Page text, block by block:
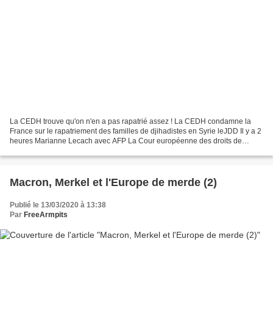
La CEDH trouve qu'on n'en a pas rapatrié assez ! La CEDH condamne la
France sur le rapatriement des familles de djihadistes en Syrie leJDD Il y a 2
heures Marianne Lecach avec AFP La Cour européenne des droits de
Macron, Merkel et l'Europe de merde (2)
Publié le 13/03/2020 à 13:38
Par FreeArmpits